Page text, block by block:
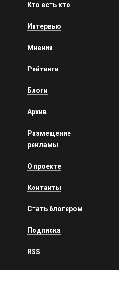
Кто есть кто
Интервью
Мнения
Рейтинги
Блоги
Архив
Размещение
рекламы
О проекте
Контакты
Стать блогером
Подписка
RSS